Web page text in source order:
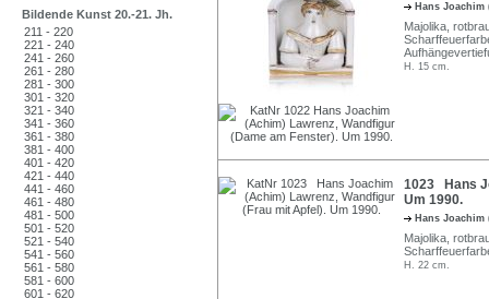
Bildende Kunst 20.-21. Jh.
211 - 220
221 - 240
241 - 260
261 - 280
281 - 300
301 - 320
321 - 340
341 - 360
361 - 380
381 - 400
401 - 420
421 - 440
441 - 460
461 - 480
481 - 500
501 - 520
521 - 540
541 - 560
561 - 580
581 - 600
601 - 620
Hans
Majolika,
H. 15 cm.
1023 Hans
Um 1990.
Hans
Majolika,
H. 22 cm.